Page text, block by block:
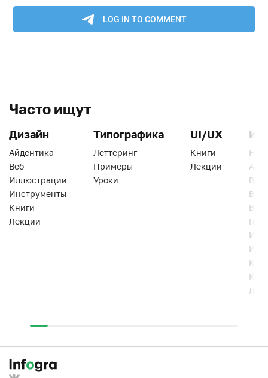
Часто ищут
Дизайн
Айдентика
Веб
Иллюстрации
Инструменты
Книги
Лекции
Типографика
Леттеринг
Примеры
Уроки
UI/UX
Книги
Лекции
Веб